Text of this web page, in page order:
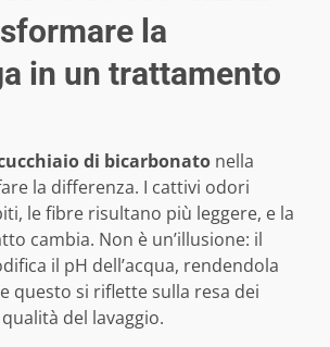
la
in un trattamento
di bicarbonato nella
la differenza. I cattivi odori
le fibre risultano più leggere, e la
cambia. Non è un’illusione: il
il pH dell’acqua, rendendola
questo si riflette sulla resa dei
del lavaggio.